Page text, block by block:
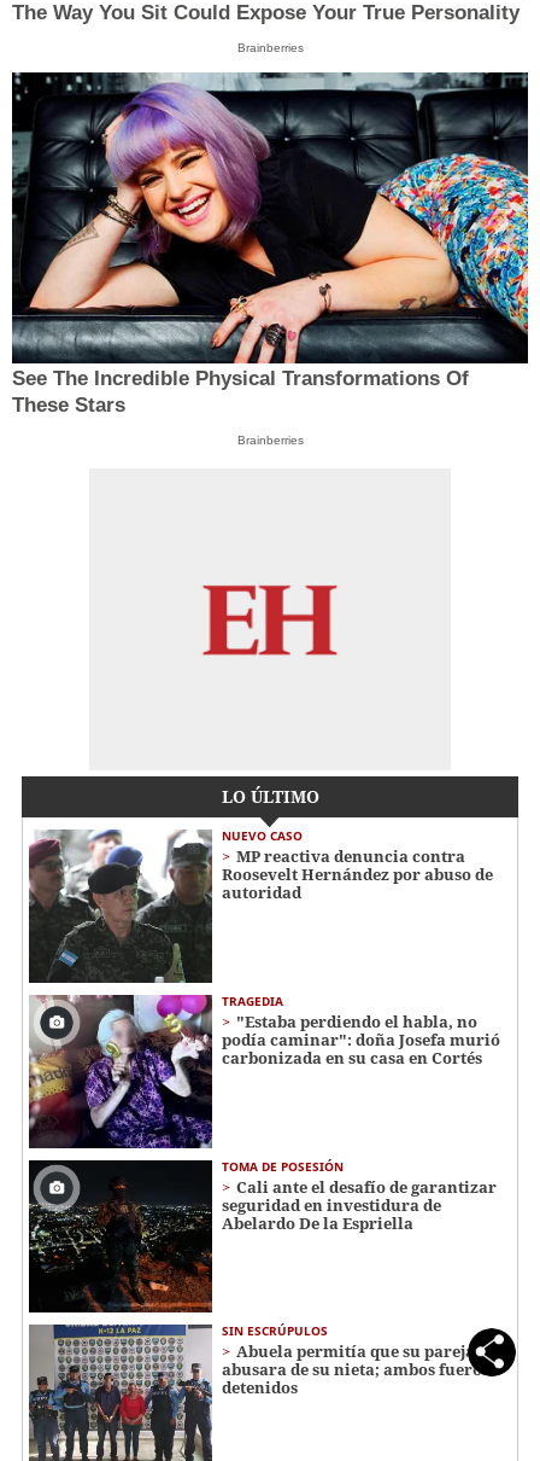
The Way You Sit Could Expose Your True Personality
Brainberries
See The Incredible Physical Transformations Of
These Stars
Brainberries
LO ÚLTIMO
NUEVO CASO
MP reactiva denuncia contra
Roosevelt Hernández por abuso de
autoridad
TRAGEDIA
"Estaba perdiendo el habla, no
podía caminar": doña Josefa murió
carbonizada en su casa en Cortés
TOMA DE POSESIÓN
Cali ante el desafío de garantizar
seguridad en investidura de
Abelardo De la Espriella
SIN ESCRÚPULOS
Abuela permitía que su pareja
abusara de su nieta; ambos fueron
detenidos